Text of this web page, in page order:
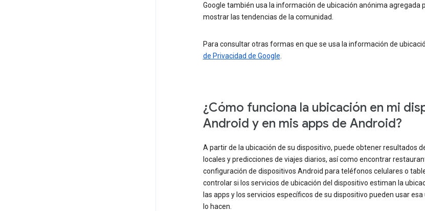
Google también usa la información de ubicación anónima agregada
mostrar las tendencias de la comunidad.
Para consultar otras formas en que se usa la información de
de Privacidad de Google
¿Cómo funciona la ubicación en mi
Android y en mis apps de Android?
A partir de la ubicación de su dispositivo, puede obtener resultados
locales y predicciones de viajes diarios, así como encontrar
configuración de dispositivos Android para teléfonos celulares o
controlar si los servicios de ubicación del dispositivo estiman la
las apps y los servicios específicos de su dispositivo pueden usar
lo hacen.